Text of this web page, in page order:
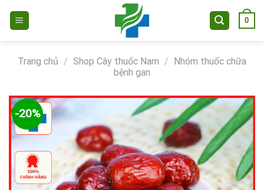
0
Trang chủ / Shop Cây thuốc Nam / Nhóm thuốc chữa
bệnh gan
-20%